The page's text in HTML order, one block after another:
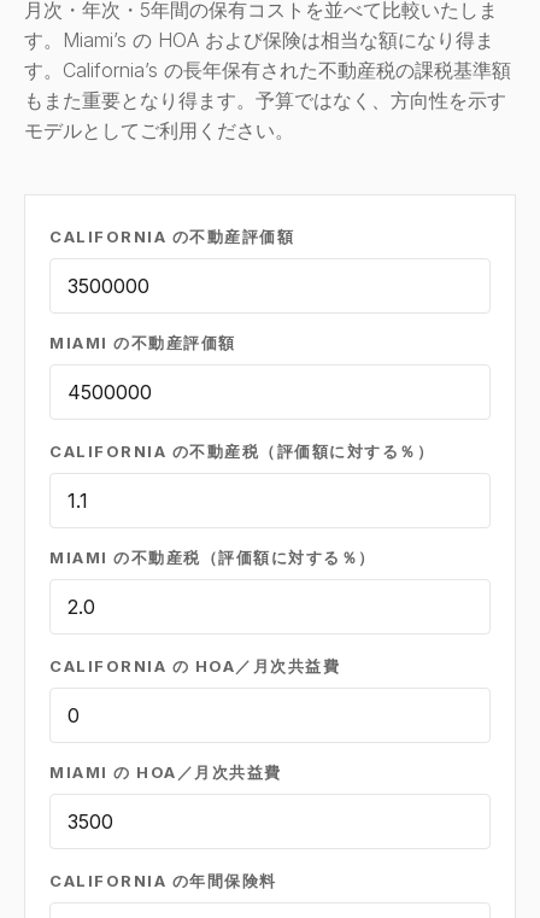
月次・年次・5年間の保有コストを並べて比較いたしま
す。Miami’s の HOA および保険は相当な額になり得ま
す。California’s の長年保有された不動産税の課税基準額
もまた重要となり得ます。予算ではなく、方向性を示す
モデルとしてご利用ください。
CALIFORNIA の不動産評価額
MIAMI の不動産評価額
CALIFORNIA の不動産税（評価額に対する％）
MIAMI の不動産税（評価額に対する％）
CALIFORNIA の HOA／月次共益費
MIAMI の HOA／月次共益費
CALIFORNIA の年間保険料